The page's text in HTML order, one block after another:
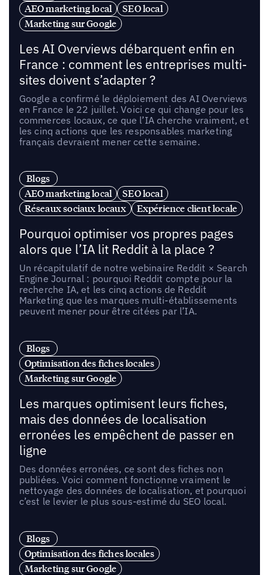
AEO marketing local
SEO local
Marketing sur Google
Les AI Overviews débarquent enfin en
France : comment les entreprises multi-
sites doivent s’adapter ?
Google a confirmé le déploiement des AI Overviews
en France le 22 juillet. Voici ce qui change pour les
commerces locaux, ce que l’IA cherche vraiment, et
les cinq actions que les responsables marketing
français devraient mener cette semaine.
Blogs
AEO marketing local
SEO local
Réseaux sociaux locaux
Expérience client locale
Pourquoi optimiser vos propres pages
alors que l’IA lit Reddit à la place ?
Un récapitulatif de notre webinaire Reddit × Search
Engine Journal : pourquoi Reddit compte pour la
recherche IA, et les cinq actions de Reddit
Marketing que les marques multi-établissements
peuvent mener pour être citées par l’IA.
Blogs
Optimisation des fiches locales
Marketing sur Google
Les marques optimisent leurs fiches,
mais des données de localisation
erronées les empêchent de passer en
ligne
Des données erronées, ce sont des fiches non
publiées. Voici comment fonctionne vraiment le
nettoyage des données de localisation, et pourquoi
c’est le levier le plus sous-estimé du SEO local.
Blogs
Optimisation des fiches locales
Marketing sur Google